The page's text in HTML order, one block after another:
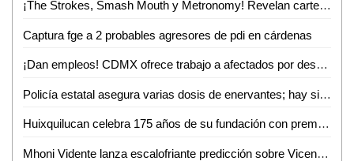
¡The Strokes, Smash Mouth y Metronomy! Revelan cartel del Corona Capital Guadalajara; te contamos todo lo que debes saber
Captura fge a 2 probables agresores de pdi en cárdenas
¡Dan empleos! CDMX ofrece trabajo a afectados por desplome de Línea 12 del Metro
Policía estatal asegura varias dosis de enervantes; hay siete detenidos
Huixquilucan celebra 175 años de su fundación con premio a las buenas prácticas
Mhoni Vidente lanza escalofriante predicción sobre Vicente Fernández